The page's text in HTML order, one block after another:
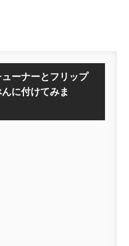
ーナーとフリップ
に付けてみま